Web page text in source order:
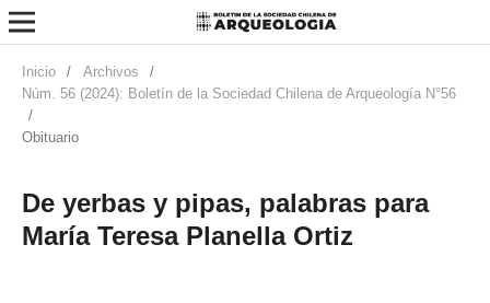
Inicio / Archivos
/
Núm. 56 (2024): Boletín de la Sociedad Chilena de Arqueología N°56
/
Obituario
De yerbas y pipas, palabras para
María Teresa Planella Ortiz